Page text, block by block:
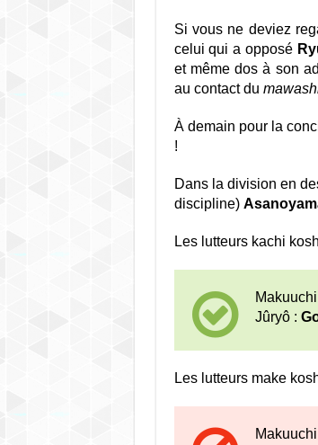
Si vous ne deviez
celui qui a opposé
et même dos à son
au contact du
À demain pour la
!
Dans la division en
discipline)
Les lutteurs kachi
Jûryô :
Les lutteurs make